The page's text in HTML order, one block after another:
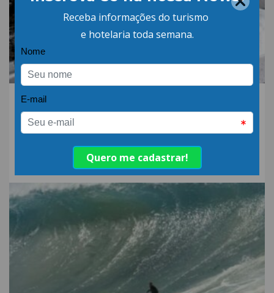
06.AGO.26 | POR: ABIH-SC
Qual a diferença entre
detergente alcalino e
neutro?